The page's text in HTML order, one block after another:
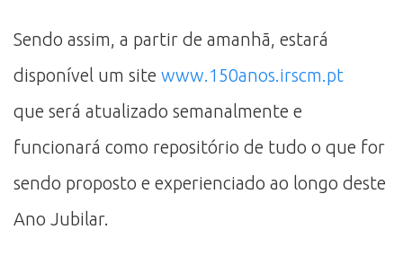
Sendo assim, a partir de amanhã, estará
disponível um site www.150anos.irscm.pt
que será atualizado semanalmente e
funcionará como repositório de tudo o que for
sendo proposto e experienciado ao longo deste
Ano Jubilar.